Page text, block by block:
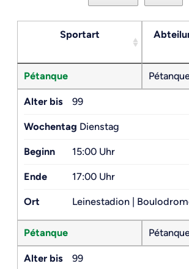
Sportart
Pétanque
Alter bis 99
Wochentag Dienstag
Beginn 15:00 Uhr
Ende 17:00 Uhr
Ort Leinestadion |
Pétanque
Alter bis 99